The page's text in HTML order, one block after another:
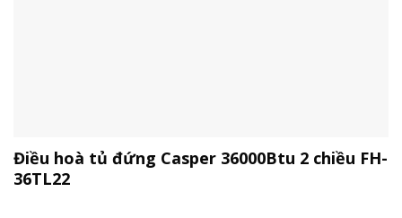
Điều hoà tủ đứng Casper 36000Btu 2 chiều FH-
36TL22